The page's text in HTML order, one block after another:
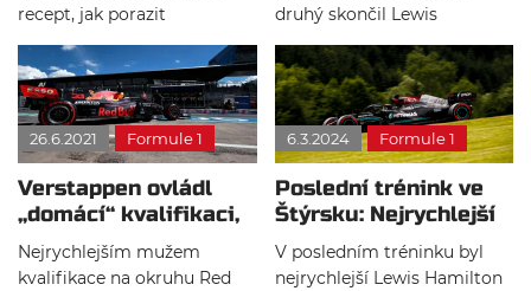
recept, jak porazit
proto navrhuje, aby tým
urychlil proces nových
vylepšení, která by mohla v
boji s Red Bullem značně
pomoci.
druhý skončil Lewis
Valtteri Bottas. Původní
předpověď počasí
naznačovala déšť, nicméně
závod se odstartoval v
nádherném slunečním
počasí.
26.6.2021 Formule 1
Verstappen ovládl
„domácí“ kvalifikaci,
Hamilton chyboval
Nejrychlejším mužem
kvalifikace na okruhu Red
6.3.2024 Formule 1
Poslední trénink ve
Štýrsku: Nejrychlejší
Hamilton, McLareny
na chvostu
V posledním tréninku byl
nejrychlejší Lewis Hamilton